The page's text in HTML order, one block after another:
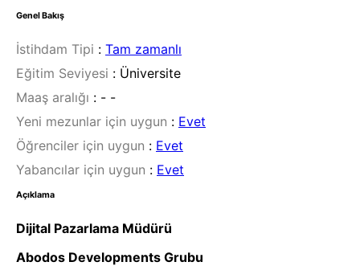
Genel Bakış
İstihdam Tipi : Tam zamanlı
Eğitim Seviyesi : Üniversite
Maaş aralığı : - -
Yeni mezunlar için uygun : Evet
Öğrenciler için uygun : Evet
Yabancılar için uygun : Evet
Açıklama
Dijital Pazarlama Müdürü
Abodos Developments Grubu